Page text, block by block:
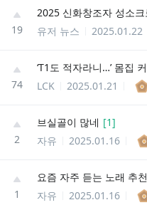
19
유저 뉴스
2025.01.22
74
LCK
2025.01.21
2
브실골이 많네 [1]
자유
2025.01.16
1
요즘 자주 듣는 노래 추천
자유
2025.01.16